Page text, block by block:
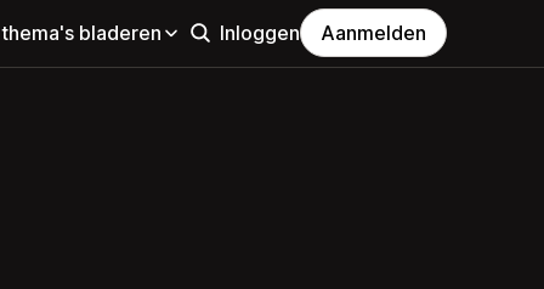
bladeren Inloggen Aanmelden